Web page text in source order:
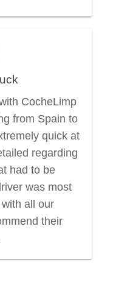
CocheLimp
from Spain to
quick at
regarding
had to be
was most
all our
their